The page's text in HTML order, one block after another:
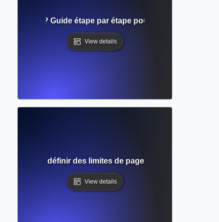
formatage ? Guide étape par étape pour structurer des
View details
pour définir des limites de page appropriées dans
View details